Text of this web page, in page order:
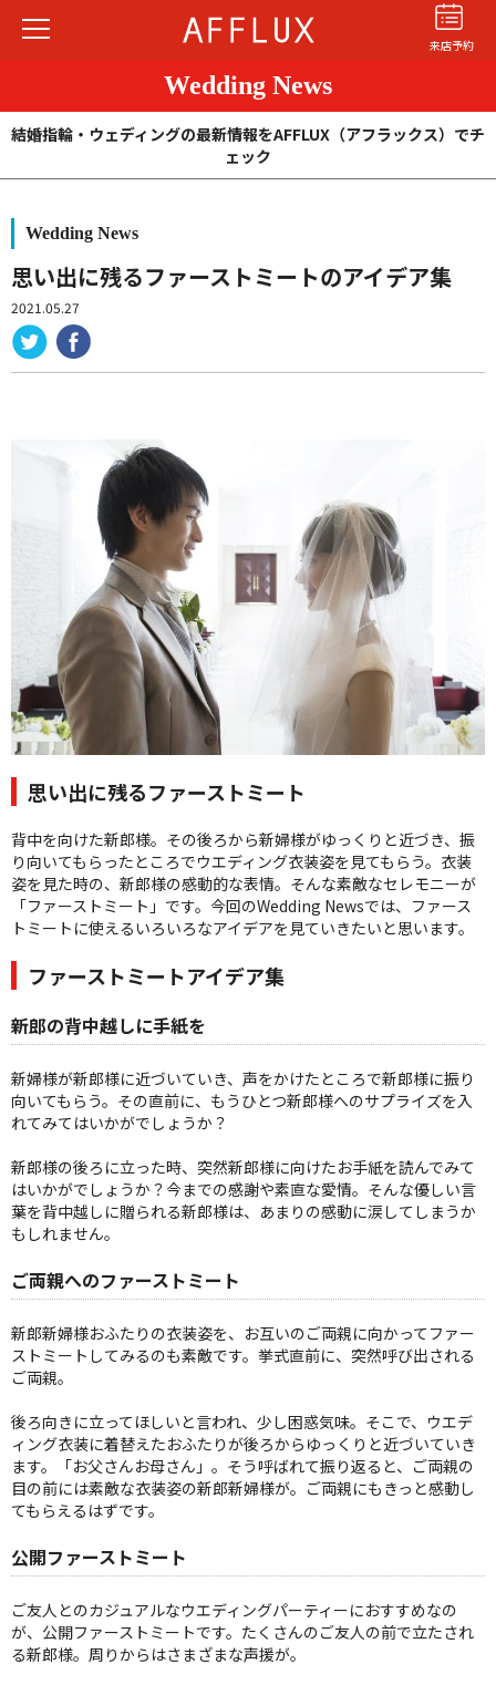
来店予約
セットリング
商品カテゴリ
ショップ
無限大のオーダーメイド
ゆびわ言葉®
AFFLUXダイヤモンド
お役立ち記事
フェア・ニュース
ブログ・お客様の声
カタログ請求
受付時間 11:00〜19:00/火曜日定休
よくあるご質問| 会社概要|採用情報
お問い合わせ |プライバシーポリシー
Wedding News
結婚指輪・ウェディングの最新情報をAFFLUX（アフラックス）でチ
ェック
Wedding News
思い出に残るファーストミートのアイデア集
2021.05.27
思い出に残るファーストミート
背中を向けた新郎様。その後ろから新婦様がゆっくりと近づき、振
り向いてもらったところでウエディング衣装姿を見てもらう。衣装
姿を見た時の、新郎様の感動的な表情。そんな素敵なセレモニーが
「ファーストミート」です。今回のWedding Newsでは、ファース
トミートに使えるいろいろなアイデアを見ていきたいと思います。
ファーストミートアイデア集
新郎の背中越しに手紙を
新婦様が新郎様に近づいていき、声をかけたところで新郎様に振り
向いてもらう。その直前に、もうひとつ新郎様へのサプライズを入
れてみてはいかがでしょうか？
新郎様の後ろに立った時、突然新郎様に向けたお手紙を読んでみて
はいかがでしょうか？今までの感謝や素直な愛情。そんな優しい言
葉を背中越しに贈られる新郎様は、あまりの感動に涙してしまうか
もしれません。
ご両親へのファーストミート
新郎新婦様おふたりの衣装姿を、お互いのご両親に向かってファー
ストミートしてみるのも素敵です。挙式直前に、突然呼び出される
ご両親。
後ろ向きに立ってほしいと言われ、少し困惑気味。そこで、ウエデ
ィング衣装に着替えたおふたりが後ろからゆっくりと近づいていき
ます。「お父さんお母さん」。そう呼ばれて振り返ると、ご両親の
目の前には素敵な衣装姿の新郎新婦様が。ご両親にもきっと感動し
てもらえるはずです。
公開ファーストミート
ご友人とのカジュアルなウエディングパーティーにおすすめなの
が、公開ファーストミートです。たくさんのご友人の前で立たされ
る新郎様。周りからはさまざまな声援が。